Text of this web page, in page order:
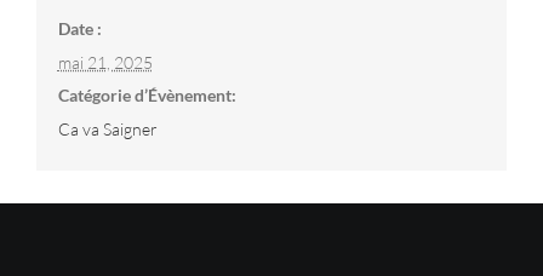
Date :
mai 21, 2025
Catégorie d’Évènement:
Ca va Saigner